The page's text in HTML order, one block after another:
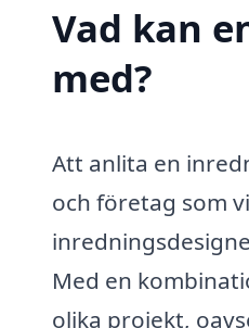
Vad kan
med?
Att anlita en
och företag som
Med en
olika projekt,